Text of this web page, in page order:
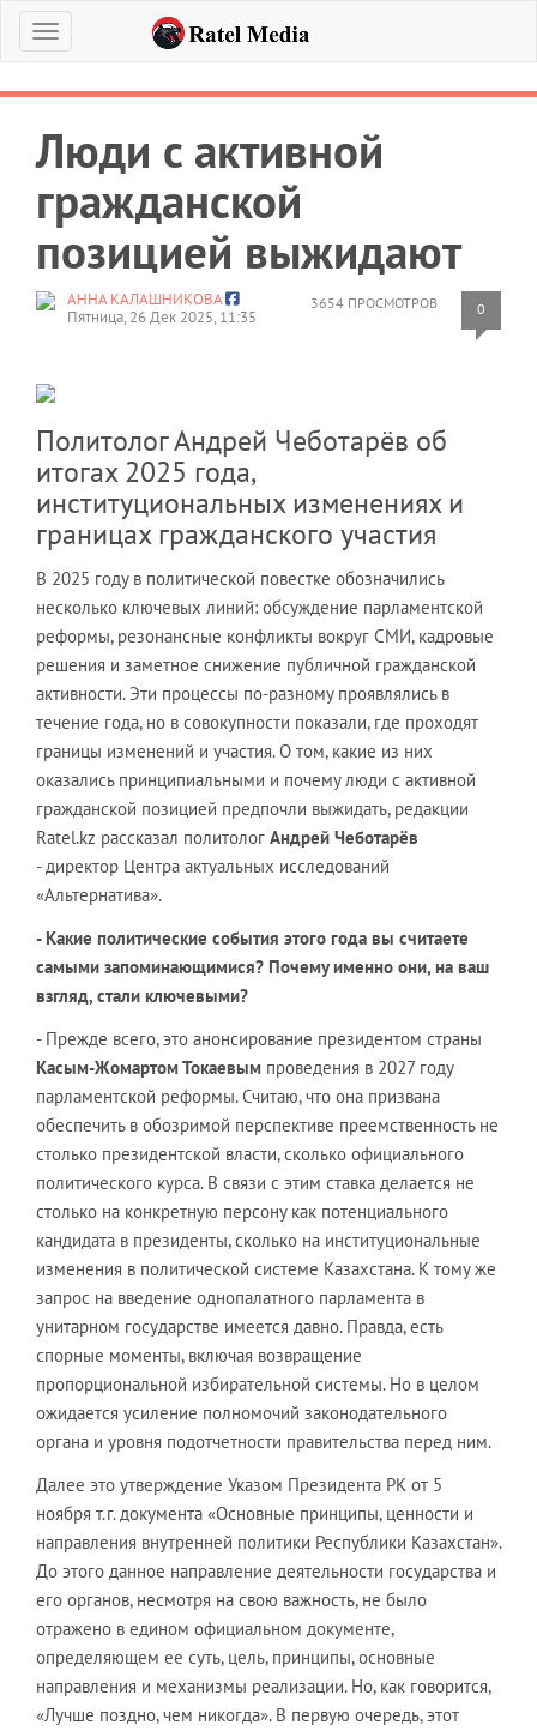
Меню
Люди с активной
гражданской
позицией выжидают
3654 ПРОСМОТРОВ 0
АННА КАЛАШНИКОВА
Пятница, 26 Дек 2025, 11:35
Политолог Андрей Чеботарёв об
итогах 2025 года,
институциональных изменениях и
границах гражданского участия
В 2025 году в политической повестке обозначились
несколько ключевых линий: обсуждение парламентской
реформы, резонансные конфликты вокруг СМИ, кадровые
решения и заметное снижение публичной гражданской
активности. Эти процессы по-разному проявлялись в
течение года, но в совокупности показали, где проходят
границы изменений и участия. О том, какие из них
оказались принципиальными и почему люди с активной
гражданской позицией предпочли выжидать, редакции
Ratel.kz рассказал политолог Андрей Чеботарёв
- директор Центра актуальных исследований
«Альтернатива».
- Какие политические события этого года вы считаете
самыми запоминающимися? Почему именно они, на ваш
взгляд, стали ключевыми?
- Прежде всего, это анонсирование президентом страны
Касым-Жомартом Токаевым проведения в 2027 году
парламентской реформы. Считаю, что она призвана
обеспечить в обозримой перспективе преемственность не
столько президентской власти, сколько официального
политического курса. В связи с этим ставка делается не
столько на конкретную персону как потенциального
кандидата в президенты, сколько на институциональные
изменения в политической системе Казахстана. К тому же
запрос на введение однопалатного парламента в
унитарном государстве имеется давно. Правда, есть
спорные моменты, включая возвращение
пропорциональной избирательной системы. Но в целом
ожидается усиление полномочий законодательного
органа и уровня подотчетности правительства перед ним.
Далее это утверждение Указом Президента РК от 5
ноября т.г. документа «Основные принципы, ценности и
направления внутренней политики Республики Казахстан».
До этого данное направление деятельности государства и
его органов, несмотря на свою важность, не было
отражено в едином официальном документе,
определяющем ее суть, цель, принципы, основные
направления и механизмы реализации. Но, как говорится,
«Лучше поздно, чем никогда». В первую очередь, этот